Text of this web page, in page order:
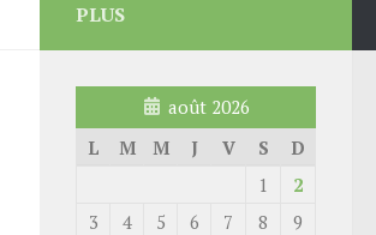
PLUS
août 2026
L
M M J V S
D
1
2
3
4 5 6 7 8
9